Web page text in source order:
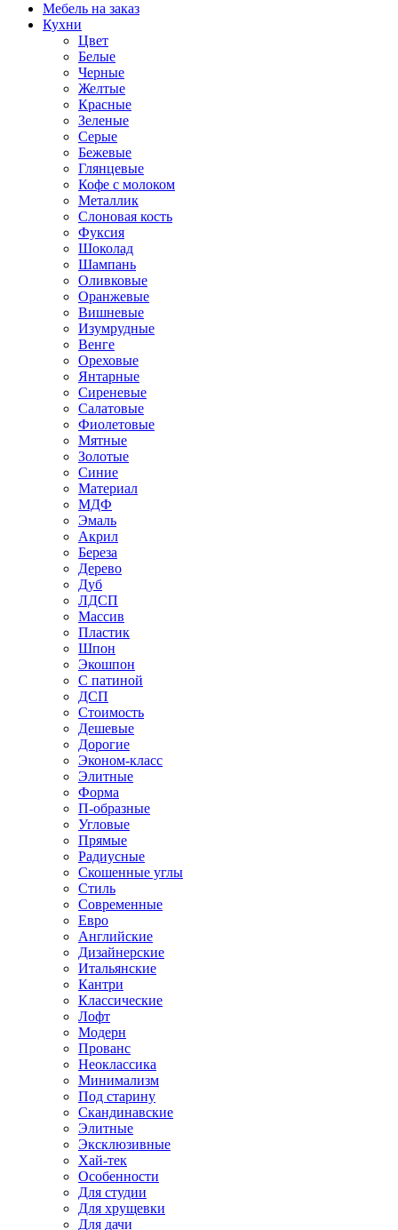
Мебель на заказ
Кухни
Цвет
Белые
Черные
Желтые
Красные
Зеленые
Серые
Бежевые
Глянцевые
Кофе с молоком
Металлик
Слоновая кость
Фуксия
Шоколад
Шампань
Оливковые
Оранжевые
Вишневые
Изумрудные
Венге
Ореховые
Янтарные
Сиреневые
Салатовые
Фиолетовые
Мятные
Золотые
Синие
Материал
МДФ
Эмаль
Акрил
Береза
Дерево
Дуб
ЛДСП
Массив
Пластик
Шпон
Экошпон
С патиной
ДСП
Стоимость
Дешевые
Дорогие
Эконом-класс
Элитные
Форма
П-образные
Угловые
Прямые
Радиусные
Скошенные углы
Стиль
Современные
Евро
Английские
Дизайнерские
Итальянские
Кантри
Классические
Лофт
Модерн
Прованс
Неоклассика
Минимализм
Под старину
Скандинавские
Элитные
Эксклюзивные
Хай-тек
Особенности
Для студии
Для хрущевки
Для дачи